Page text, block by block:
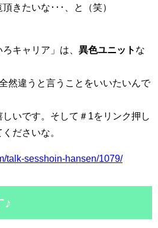
きたいな･･･、と（笑）
キャリア」は、 異色ユニット な
然違うと言うことをいいたいんで
いです。そして＃1をリンク押し
ださいな。
talk-sesshoin-hansen/1079/
♪